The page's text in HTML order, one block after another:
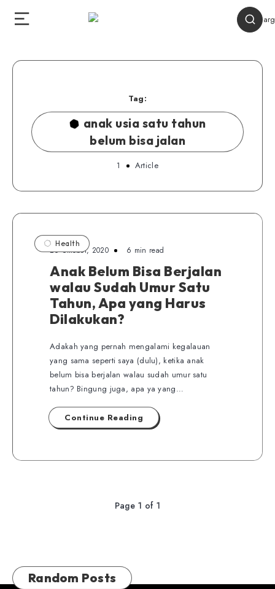
Tag:
anak usia satu tahun
belum bisa jalan
1 Article
Health
26 Oktober, 2020 6 min read
Anak Belum Bisa Berjalan
walau Sudah Umur Satu
Tahun, Apa yang Harus
Dilakukan?
Adakah yang pernah mengalami kegalauan
yang sama seperti saya (dulu), ketika anak
belum bisa berjalan walau sudah umur satu
tahun? Bingung juga, apa ya yang…
Continue Reading
Page 1 of 1
Random Posts